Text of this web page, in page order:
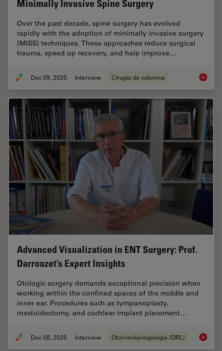
Minimally Invasive Spine Surgery
Over the past decade, spine surgery has evolved
rapidly with the adoption of minimally invasive surgery
(MISS) techniques. These approaches reduce surgical
trauma, speed up recovery, and help improve…
Dec 09, 2025 Interview Cirugía de columna
Advanced Visualization in ENT Surgery: Prof.
Darrouzet’s Expert Insights
Otologic surgery demands exceptional precision when
working within the confined spaces of the middle and
inner ear. Procedures such as tympanoplasty,
mastoidectomy, and cochlear implant placement…
Dec 08, 2025 Interview Otorrinolaringología (ORL)